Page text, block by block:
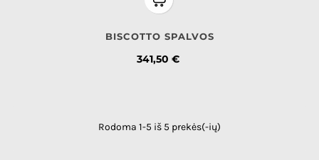
BISCOTTO SPALVOS
Kaina
341,50 €
Rodoma 1-5 iš 5 prekės(-ių)